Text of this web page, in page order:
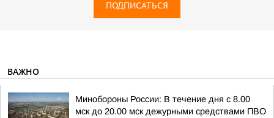
ПОДПИСАТЬСЯ
ВАЖНО
Минобороны России: В течение дня с 8.00
мск до 20.00 мск дежурными средствами ПВО